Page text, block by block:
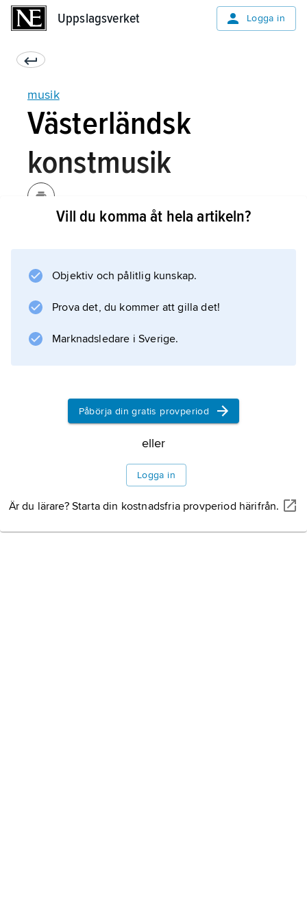
Uppslagsverket Logga in
musik
Västerländsk
konstmusik
Traditionen har vuxit fram ur den enhetliga
kultur som den romersk-katolska kyrkan
skapade. Den enstämmiga
blev ett internationellt spritt musikspråk. I
olika typer av
Information om artikeln
Vill du komma åt hela artikeln?
Objektiv och pålitlig kunskap.
Prova det, du kommer att gilla det!
Marknadsledare i Sverige.
Påbörja din gratis provperiod
eller
Logga in
Är du lärare? Starta din kostnadsfria provperiod härifrån.